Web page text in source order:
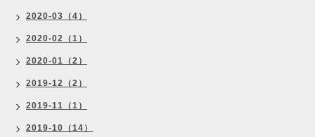
2020-03（4）
2020-02（1）
2020-01（2）
2019-12（2）
2019-11（1）
2019-10（14）